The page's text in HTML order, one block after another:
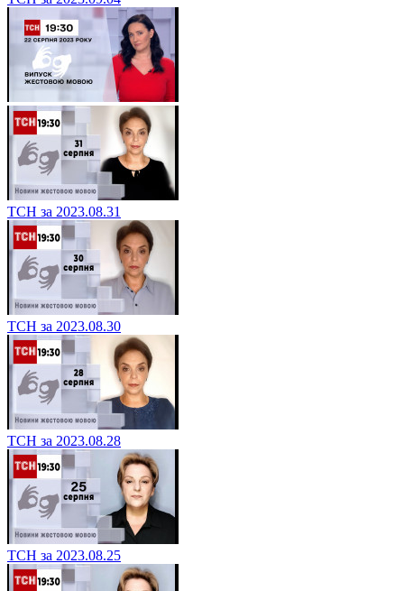
ТСН за 2023.08.31
ТСН за 2023.08.30
ТСН за 2023.08.28
ТСН за 2023.08.25